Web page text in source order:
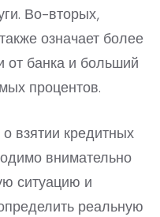
Во-вторых,
означает более
от банка и больший
процентов.
взятии кредитных
внимательно
ситуацию и
реальную